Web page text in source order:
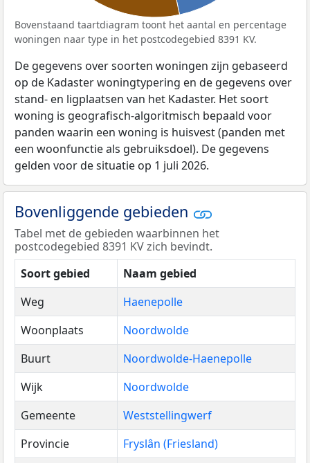
Bovenstaand taartdiagram toont het aantal en percentage
woningen naar type in het postcodegebied 8391 KV.
De gegevens over soorten woningen zijn gebaseerd
op de Kadaster woningtypering en de gegevens over
stand- en ligplaatsen van het Kadaster. Het soort
woning is geografisch-algoritmisch bepaald voor
panden waarin een woning is huisvest (panden met
een woonfunctie als gebruiksdoel). De gegevens
gelden voor de situatie op 1 juli 2026.
Bovenliggende gebieden
Tabel met de gebieden waarbinnen het
postcodegebied 8391 KV zich bevindt.
Soort gebied
Naam gebied
Weg
Haenepolle
Woonplaats
Noordwolde
Buurt
Noordwolde-Haenepolle
Wijk
Noordwolde
Gemeente
Weststellingwerf
Provincie
Fryslân (Friesland)